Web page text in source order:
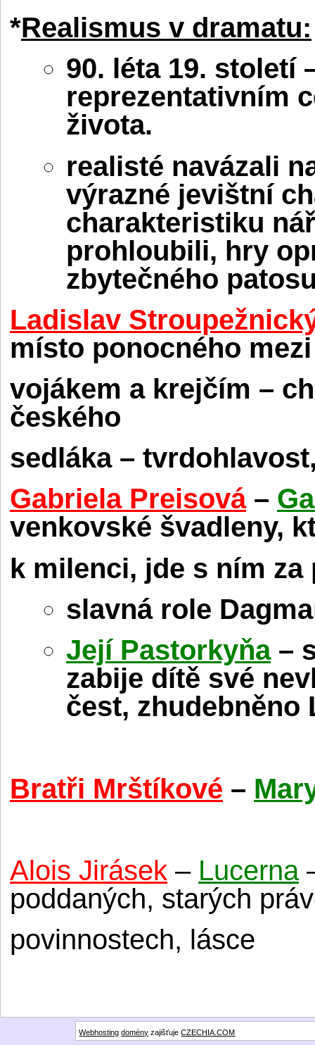
*Realismus v dramatu:
90. léta 19. století
reprezentativním
života.
realisté navázali
výrazné jevištní
charakteristiku
prohloubili, hry
zbytečného
Ladislav
místo ponocného
vojákem a krejčím –
českého
sedláka –
Gabriela Preisová–
venkovské švadleny,
k milenci, jde s ním
slavná role
Její Pastorkyňa–
zabije dítě své
čest, zhudebněno
Bratři Mrštíkové –
Alois Jirásek – Lucerna
poddaných, starých
povinnostech, lásce
Webhosting domény zajišťujeCZECHIA.COM